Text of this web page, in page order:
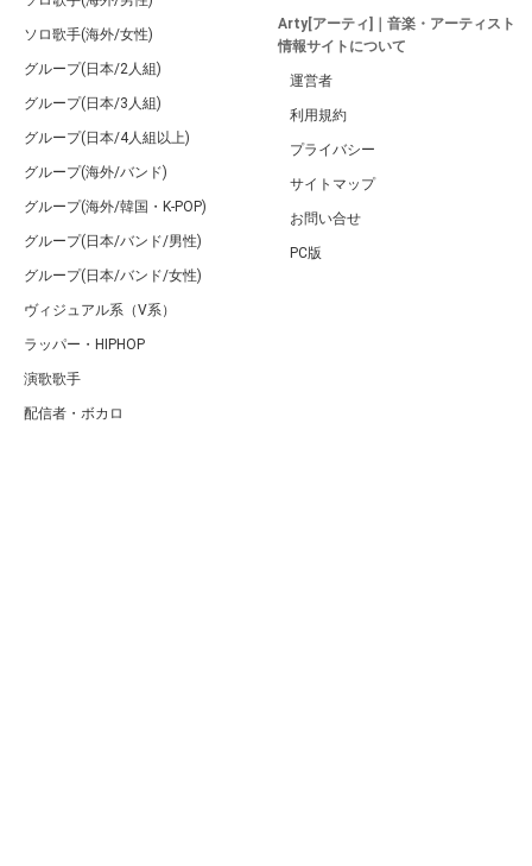
ソロ歌手(海外/女性)
グループ(日本/2人組)
グループ(日本/3人組)
グループ(日本/4人組以上)
グループ(海外/バンド)
グループ(海外/韓国・K-POP)
グループ(日本/バンド/男性)
グループ(日本/バンド/女性)
ヴィジュアル系（V系）
ラッパー・HIPHOP
演歌歌手
配信者・ボカロ
Arty[アーティ]｜音楽・アーティスト
情報サイトについて
運営者
利用規約
プライバシー
サイトマップ
お問い合せ
PC版